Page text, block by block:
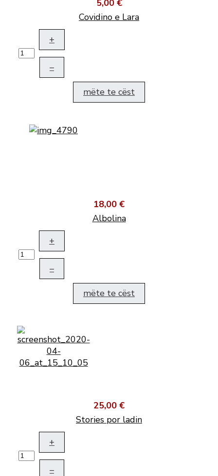
5,00 €
Covidino e Lara
+
–
mëte te cëst
18,00 €
Albolina
+
–
mëte te cëst
25,00 €
Stories por ladin
+
–